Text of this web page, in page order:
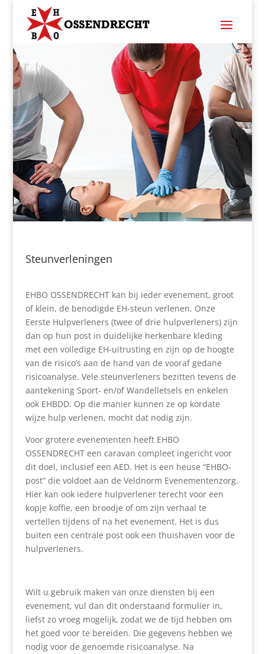
Steunverleningen
EHBO OSSENDRECHT kan bij ieder evenement, groot
of klein, de benodigde EH-steun verlenen. Onze
Eerste Hulpverleners (twee of drie hulpverleners) zijn
dan op hun post in duidelijke herkenbare kleding
met een volledige EH-uitrusting en zijn op de hoogte
van de risico’s aan de hand van de vooraf gedane
risicoanalyse. Vele steunverleners bezitten tevens de
aantekening Sport- en/of Wandelletsels en enkelen
ook EHBDD. Op die manier kunnen ze op kordate
wijze hulp verlenen, mocht dat nodig zijn.
Voor grotere evenementen heeft EHBO
OSSENDRECHT een caravan compleet ingericht voor
dit doel, inclusief een AED. Het is een heuse “EHBO-
post” die voldoet aan de Veldnorm Evenementenzorg.
Hier kan ook iedere hulpverlener terecht voor een
kopje koffie, een broodje of om zijn verhaal te
vertellen tijdens of na het evenement. Het is dus
buiten een centrale post ook een thuishaven voor de
hulpverleners.
Wilt u gebruik maken van onze diensten bij een
evenement, vul dan dit onderstaand formulier in,
liefst zo vroeg mogelijk, zodat we de tijd hebben om
het goed voor te bereiden. Die gegevens hebben we
nodig voor de genoemde risicoanalyse. Na